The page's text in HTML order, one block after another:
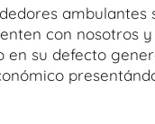
con nosotros
en su defecto